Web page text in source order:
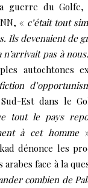
guerre du
« c’était tout
Ils devenaient de
pas à nous.
autochtones
Sud-Est dans le
tout le pays
à cet homme»
dénonce les
face à la
combien de